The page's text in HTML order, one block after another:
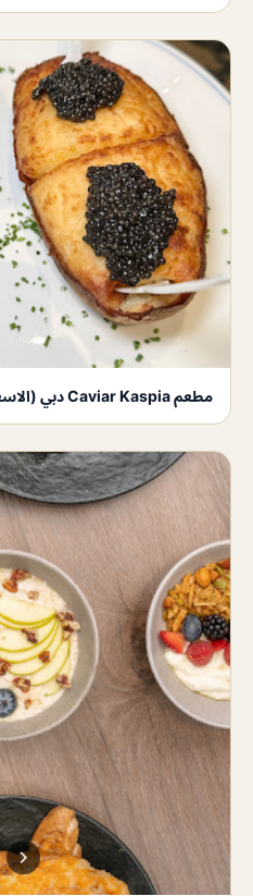
مطعم Caviar Kaspia دبي (الاسعار + المنيو + الموقع)